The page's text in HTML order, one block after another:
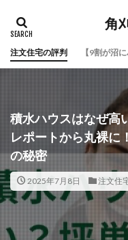
角
注文住宅の評判 【9割が沼
積水ハウスはなぜ高
レポートから丸裸に
の秘密
2025年7月8日 注文住